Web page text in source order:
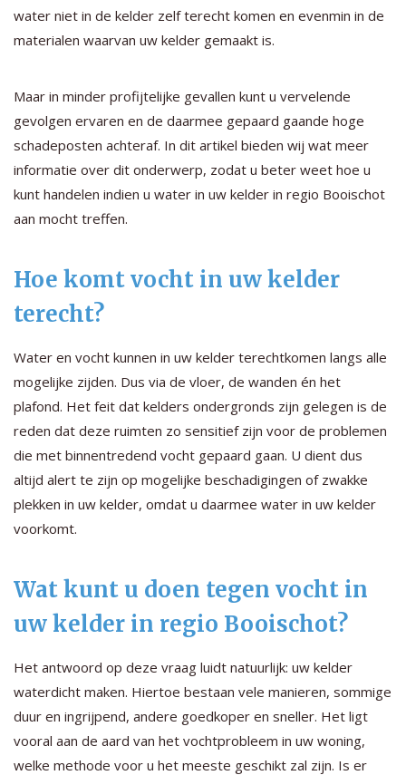
water niet in de kelder zelf terecht komen en evenmin in de
materialen waarvan uw kelder gemaakt is.
Maar in minder profijtelijke gevallen kunt u vervelende
gevolgen ervaren en de daarmee gepaard gaande hoge
schadeposten achteraf. In dit artikel bieden wij wat meer
informatie over dit onderwerp, zodat u beter weet hoe u
kunt handelen indien u water in uw kelder in regio Booischot
aan mocht treffen.
Hoe komt vocht in uw kelder
terecht?
Water en vocht kunnen in uw kelder terechtkomen langs alle
mogelijke zijden. Dus via de vloer, de wanden én het
plafond. Het feit dat kelders ondergronds zijn gelegen is de
reden dat deze ruimten zo sensitief zijn voor de problemen
die met binnentredend vocht gepaard gaan. U dient dus
altijd alert te zijn op mogelijke beschadigingen of zwakke
plekken in uw kelder, omdat u daarmee water in uw kelder
voorkomt.
Wat kunt u doen tegen vocht in
uw kelder in regio Booischot?
Het antwoord op deze vraag luidt natuurlijk: uw kelder
waterdicht maken. Hiertoe bestaan vele manieren, sommige
duur en ingrijpend, andere goedkoper en sneller. Het ligt
vooral aan de aard van het vochtprobleem in uw woning,
welke methode voor u het meeste geschikt zal zijn. Is er